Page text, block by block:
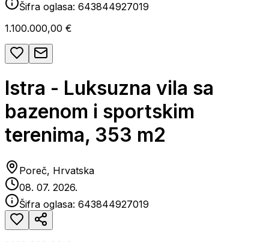
Šifra oglasa: 643844927019
1.100.000,00 €
Istra - Luksuzna vila sa
bazenom i sportskim
terenima, 353 m2
Poreč, Hrvatska
08. 07. 2026.
Šifra oglasa: 643844927019